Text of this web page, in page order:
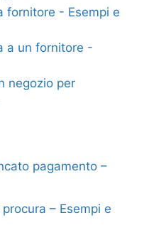
fornitore - Esempi e
a un fornitore -
negozio per
pagamento –
– Esempi e